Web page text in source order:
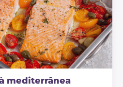
mediterrânea